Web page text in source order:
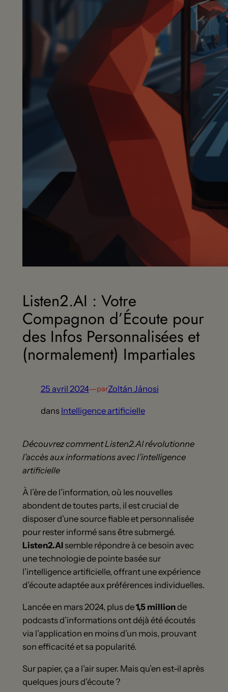
Listen2.AI : Votre
Compagnon d’Écoute pour
des Infos Personnalisées et
(normalement) Impartiales
25 avril 2024—parZoltán Jánosi
dans Intelligence artificielle
Découvrez comment Listen2.AI révolutionne
l’accès aux informations avec l’intelligence
artificielle
À l’ère de l’information, où les nouvelles
abondent de toutes parts, il est crucial de
disposer d’une source fiable et personnalisée
pour rester informé sans être submergé.
Listen2.AIsemble répondre à ce besoin avec
une technologie de pointe basée sur
l’intelligence artificielle, offrant une expérience
d’écoute adaptée aux préférences individuelles.
Lancée en mars 2024, plus de1,5 millionde
podcasts d’informations ont déjà été écoutés
via l’application en moins d’un mois, prouvant
son efficacité et sa popularité.
Sur papier, ça a l’air super. Mais qu’en est-il après
quelques jours d’écoute ?